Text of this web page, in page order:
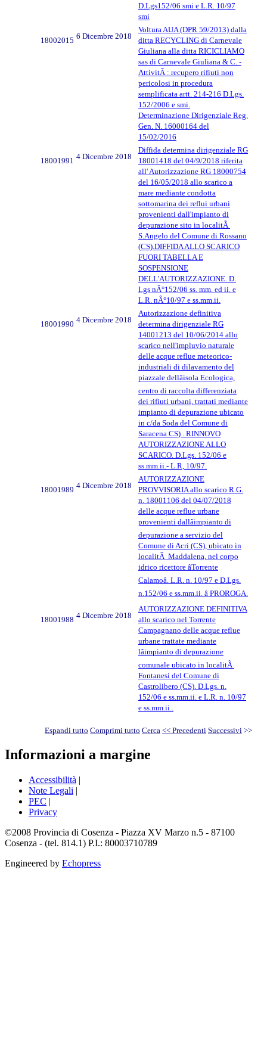
D.Lgs152/06 smi e L.R. 10/97
smi
18002015 6 Dicembre 2018
Voltura AUA (DPR 59/2013) dalla
ditta RECYCLING di Carnevale
Giuliana alla ditta RICICLIAMO
sas di Carnevale Giuliana & C. -
AttivitÃ : recupero rifiuti non
pericolosi in procedura
semplificata artt. 214-216 D.Lgs.
152/2006 e smi.
Determinazione Dirigenziale Reg.
Gen. N. 16000164 del
15/02/2016
18001991 4 Dicembre 2018
Diffida determina dirigenziale RG
18001418 del 04/9/2018 riferita
all' Autorizzazione RG 18000754
del 16/05/2018 allo scarico a
mare mediante condotta
sottomarina dei reflui urbani
provenienti dall'impianto di
depurazione sito in localitÃ
S.Angelo del Comune di Rossano
(CS).DIFFIDA ALLO SCARICO
FUORI TABELLA E
SOSPENSIONE
DELL'AUTORIZZAZIONE. D.
Lgs nÂ°152/06 ss. mm. ed ii. e
L.R. nÂ°10/97 e ss.mm.ii.
18001990 4 Dicembre 2018
Autorizzazione definitiva
determina dirigenziale RG
14001213 del 10/06/2014 allo
scarico nell'impluvio naturale
delle acque reflue meteorico-
industriali di dilavamento del
piazzale dellâisola Ecologica,
centro di raccolta differenziata
dei rifiuti urbani, trattati mediante
impianto di depurazione ubicato
in c/da Soda del Comune di
Saracena CS) . RINNOVO
AUTORIZZAZIONE ALLO
SCARICO. D.Lgs. 152/06 e
ss.mm.ii.- L.R, 10/97.
18001989 4 Dicembre 2018
AUTORIZZAZIONE
PROVVISORIA allo scarico R.G.
n. 18001106 del 04/07/2018
delle acque reflue urbane
provenienti dallâimpianto di
depurazione a servizio del
Comune di Acri (CS), ubicato in
localitÃ Maddalena, nel corpo
idrico ricettore âTorrente
Calamoâ. L.R. n. 10/97 e D.Lgs.
n.152/06 e ss.mm.ii. â PROROGA.
18001988 4 Dicembre 2018
AUTORIZZAZIONE DEFINITIVA
allo scarico nel Torrente
Campagnano delle acque reflue
urbane trattate mediante
lâimpianto di depurazione
comunale ubicato in localitÃ
Fontanesi del Comune di
Castrolibero (CS). D.Lgs. n.
152/06 e ss.mm.ii. e L.R. n. 10/97
e ss.mm.ii..
Espandi tutto Comprimi tutto Cerca << Precedenti Successivi >>
Informazioni a margine
Accessibilità |
Note Legali |
PEC |
Privacy
©2008 Provincia di Cosenza - Piazza XV Marzo n.5 - 87100
Cosenza - (tel. 814.1) P.I.: 80003710789
Engineered by Echopress